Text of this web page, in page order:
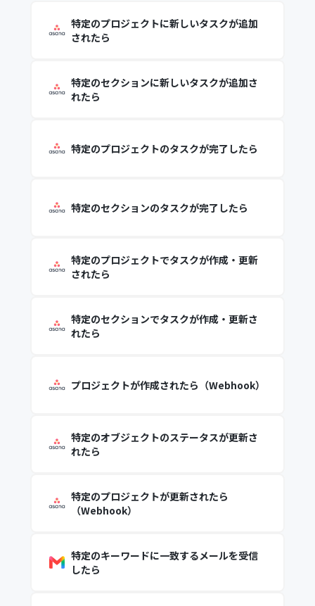
特定のプロジェクトに新しいタスクが追加
されたら
特定のセクションに新しいタスクが追加さ
れたら
特定のプロジェクトのタスクが完了したら
特定のセクションのタスクが完了したら
特定のプロジェクトでタスクが作成・更新
されたら
特定のセクションでタスクが作成・更新さ
れたら
プロジェクトが作成されたら（Webhook）
特定のオブジェクトのステータスが更新さ
れたら
特定のプロジェクトが更新されたら
（Webhook）
特定のキーワードに一致するメールを受信
したら